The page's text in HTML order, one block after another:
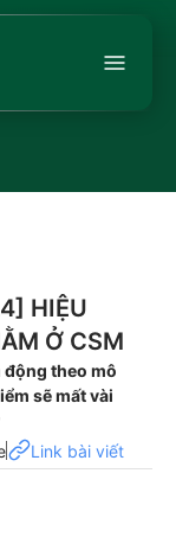
HIỆU
Ở CSM
theo mô
sẽ mất vài
Link bài viết